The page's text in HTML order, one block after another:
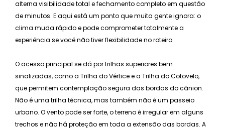
alterna visibilidade total e fechamento completo em questão
de minutos. E aqui está um ponto que muita gente ignora: o
clima muda rápido e pode comprometer totalmente a
experiência se você não tiver flexibilidade no roteiro.
O acesso principal se dá por trilhas superiores bem
sinalizadas, como a Trilha do Vértice e a Trilha do Cotovelo,
que permitem contemplação segura das bordas do cânion.
Não é uma trilha técnica, mas também não é um passeio
urbano. O vento pode ser forte, o terreno é irregular em alguns
trechos e não há proteção em toda a extensão das bordas. A